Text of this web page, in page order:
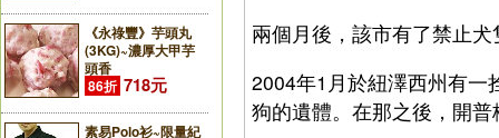
《永祿豐》芋頭丸
(3KG)~濃厚大甲芋
頭香
86折 718元
素易Polo衫~限量紀
兩個月後，該市有了禁止
2004年1月於紐澤西州有一
狗的遺體。在那之後，開